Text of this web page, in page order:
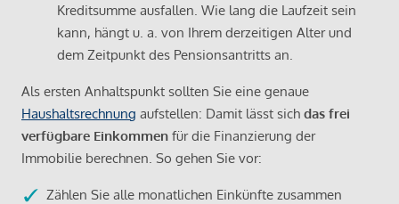
Kreditsumme ausfallen. Wie lang die Laufzeit sein
kann, hängt u. a. von Ihrem derzeitigen Alter und
dem Zeitpunkt des Pensionsantritts an.
Als ersten Anhaltspunkt sollten Sie eine genaue
Haushaltsrechnung aufstellen: Damit lässt sich das frei
verfügbare Einkommen für die Finanzierung der
Immobilie berechnen. So gehen Sie vor:
Zählen Sie alle monatlichen Einkünfte zusammen